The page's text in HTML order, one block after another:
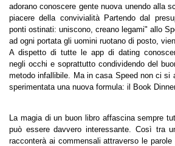
adorano conoscere gente nuova unendo alla
piacere della convivialità Partendo dal
ponti ostinati: uniscono, creano legami" allo
ad ogni portata gli uomini ruotano di posto,
A dispetto di tutte le app di dating
negli occhi e soprattutto condividendo del
metodo infallibile. Ma in casa Speed non ci
sperimentata una nuova formula: il Book
La magia di un buon libro affascina sempre
può essere davvero interessante. Così tra
racconterà ai commensali attraverso le parole